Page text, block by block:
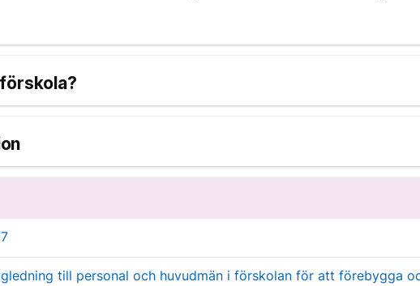
till personal och huvudmän i förskolan för att förebygga